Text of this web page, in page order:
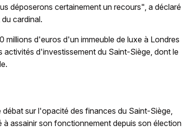
déposerons certainement un recours", a déclaré
cardinal.
d'euros d'un immeuble de luxe à Londres
activités d'investissement du Saint-Siège, dont le
sur l'opacité des finances du Saint-Siège,
à assainir son fonctionnement depuis son élection